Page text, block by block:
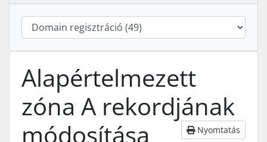
Alapértelmezett
zóna A rekordjának
módosítása
Nyomtatás